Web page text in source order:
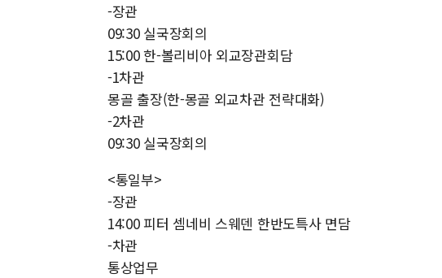
-장관
09:30 실국장회의
15:00 한-볼리비아 외교장관회담
-1차관
몽골 출장(한-몽골 외교차관 전략대화)
-2차관
09:30 실국장회의
<통일부>
-장관
14:00 피터 셈네비 스웨덴 한반도특사 면담
-차관
통상업무